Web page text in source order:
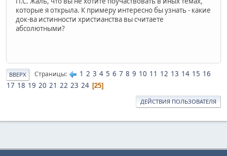
которые я открыла. К примеру интересно бы узнать - какие
док-ва истинности христианства вы считаете
абсолютными?
ВВЕРХ Страницы 1 2 3 4 5 6 7 8 9 10 11 12 13 14 15 16
17 18 19 20 21 22 23 24 25
ДЕЙСТВИЯ ПОЛЬЗОВАТЕЛЯ